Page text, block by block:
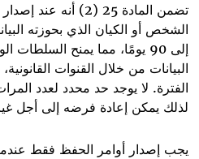
تضمن المادة 25 (2)
الشخص أو الكيان الذي بحوزته
إلى 90 يومًا، مما يمنح
البيانات من خلال القنوات
الفترة. لا يوجد حد محدد لعدد
لذلك يمكن إعادة فرضه إلى أجل
يجب إصدار أوامر الحفظ فقط